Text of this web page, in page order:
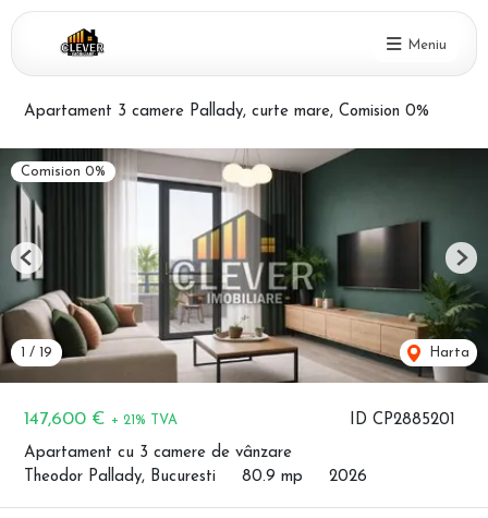
Meniu
Apartament 3 camere Pallady, curte mare, Comision 0%
ID CP2885201
147,600 € + 21% TVA
Apartament cu 3 camere de vânzare
Theodor Pallady, Bucuresti
80.9 mp 2026
Comision 0%
1 / 19 Harta
Previous